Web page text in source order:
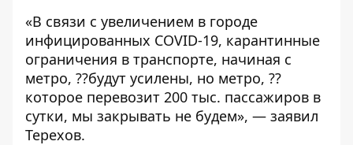
«В связи с увеличением в городе
инфицированных COVID-19, карантинные
ограничения в транспорте, начиная с
метро, ??будут усилены, но метро, ??
которое перевозит 200 тыс. пассажиров в
сутки, мы закрывать не будем», — заявил
Терехов.